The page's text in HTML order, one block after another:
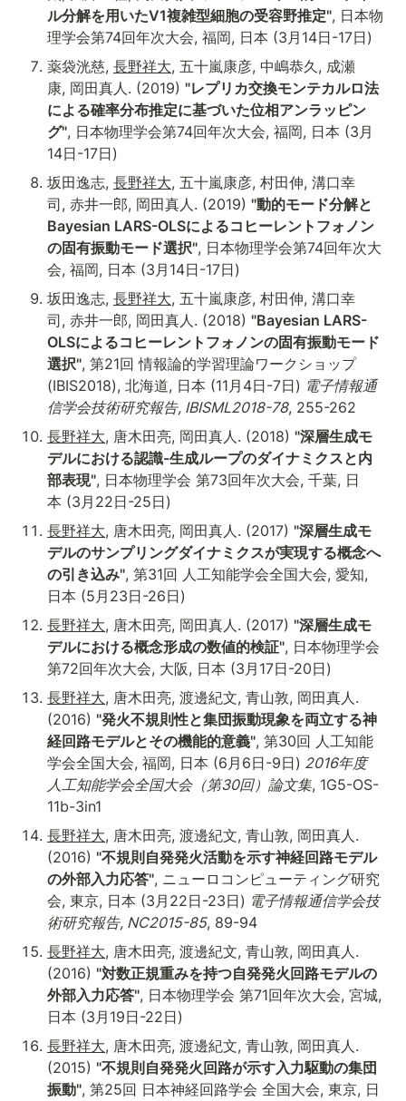
ル分解を用いたV1複雑型細胞の受容野推定", 日本物
理学会第74回年次大会, 福岡, 日本 (3月14日-17日)
薬袋洸慈, 長野祥大, 五十嵐康彦, 中嶋恭久, 成瀬
康, 岡田真人. (2019) "レプリカ交換モンテカルロ法
による確率分布推定に基づいた位相アンラッピン
グ", 日本物理学会第74回年次大会, 福岡, 日本 (3月
14日-17日)
坂田逸志, 長野祥大, 五十嵐康彦, 村田伸, 溝口幸
司, 赤井一郎, 岡田真人. (2019) "動的モード分解と
Bayesian LARS-OLSによるコヒーレントフォノン
の固有振動モード選択", 日本物理学会第74回年次大
会, 福岡, 日本 (3月14日-17日)
坂田逸志, 長野祥大, 五十嵐康彦, 村田伸, 溝口幸
司, 赤井一郎, 岡田真人. (2018) "Bayesian LARS-
OLSによるコヒーレントフォノンの固有振動モード
選択", 第21回 情報論的学習理論ワークショップ
(IBIS2018), 北海道, 日本 (11月4日-7日) 電子情報通
信学会技術研究報告, IBISML2018-78, 255-262
長野祥大, 唐木田亮, 岡田真人. (2018) "深層生成モ
デルにおける認識-生成ループのダイナミクスと内
部表現", 日本物理学会 第73回年次大会, 千葉, 日
本 (3月22日-25日)
長野祥大, 唐木田亮, 岡田真人. (2017) "深層生成モ
デルのサンプリングダイナミクスが実現する概念へ
の引き込み", 第31回 人工知能学会全国大会, 愛知,
日本 (5月23日-26日)
長野祥大, 唐木田亮, 岡田真人. (2017) "深層生成モ
デルにおける概念形成の数値的検証", 日本物理学会
第72回年次大会, 大阪, 日本 (3月17日-20日)
長野祥大, 唐木田亮, 渡邊紀文, 青山敦, 岡田真人.
(2016) "発火不規則性と集団振動現象を両立する神
経回路モデルとその機能的意義", 第30回 人工知能
学会全国大会, 福岡, 日本 (6月6日-9日) 2016年度
人工知能学会全国大会（第30回）論文集, 1G5-OS-
11b-3in1
長野祥大, 唐木田亮, 渡邊紀文, 青山敦, 岡田真人.
(2016) "不規則自発発火活動を示す神経回路モデル
の外部入力応答", ニューロコンピューティング研究
会, 東京, 日本 (3月22日-23日) 電子情報通信学会技
術研究報告, NC2015-85, 89-94
長野祥大, 唐木田亮, 渡邊紀文, 青山敦, 岡田真人.
(2016) "対数正規重みを持つ自発発火回路モデルの
外部入力応答", 日本物理学会 第71回年次大会, 宮城,
日本 (3月19日-22日)
長野祥大, 唐木田亮, 渡邊紀文, 青山敦, 岡田真人.
(2015) "不規則自発発火回路が示す入力駆動の集団
振動", 第25回 日本神経回路学会 全国大会, 東京, 日